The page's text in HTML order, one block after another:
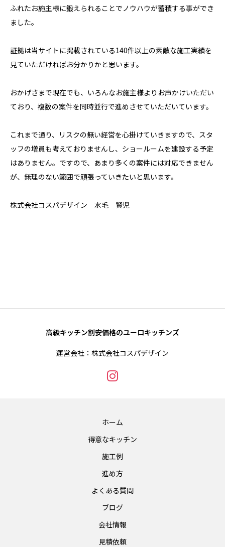
ふれたお施主様に鍛えられることでノウハウが蓄積する事ができ
ました。
証拠は当サイトに掲載されている140件以上の素敵な施工実績を
見ていただければお分かりかと思います。
おかげさまで現在でも、いろんなお施主様よりお声かけいただい
ており、複数の案件を同時並行で進めさせていただいています。
これまで通り、リスクの無い経営を心掛けていきますので、スタ
ッフの増員も考えておりませんし、ショールームを建設する予定
はありません。ですので、あまり多くの案件には対応できません
が、無理のない範囲で頑張っていきたいと思います。
株式会社コスパデザイン 水毛 賢児
高級キッチン割安価格のユーロキッチンズ
運営会社：株式会社コスパデザイン
ホーム
得意なキッチン
施工例
進め方
よくある質問
ブログ
会社情報
見積依頼